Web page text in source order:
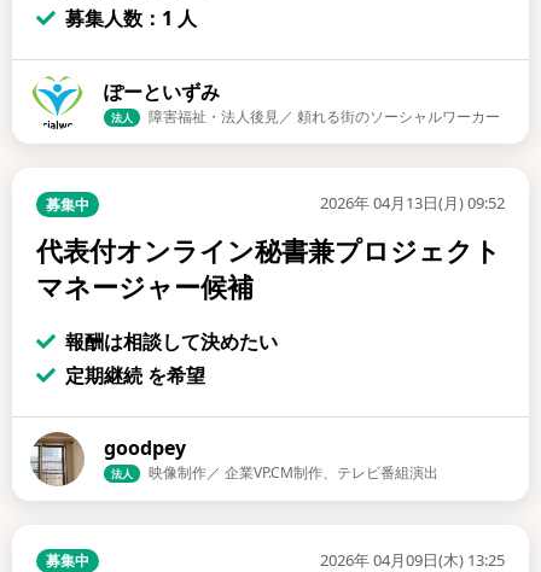
募集人数：1 人
ぽーといずみ
法人 障害福祉・法人後見／ 頼れる街のソーシャルワーカー
募集中 2026年 04月13日(月) 09:52
代表付オンライン秘書兼プロジェクト
マネージャー候補
報酬は相談して決めたい
定期継続 を希望
goodpey
法人 映像制作／ 企業VP.CM制作、テレビ番組演出
募集中 2026年 04月09日(木) 13:25